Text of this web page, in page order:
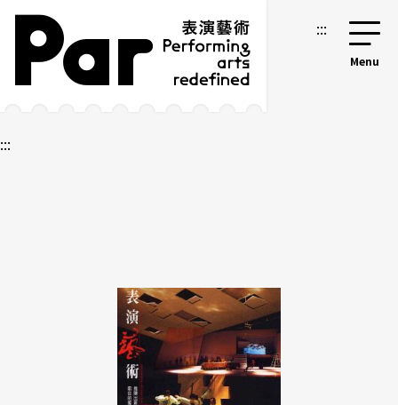
跳到主要內容區塊
網站導覽 :::
:::